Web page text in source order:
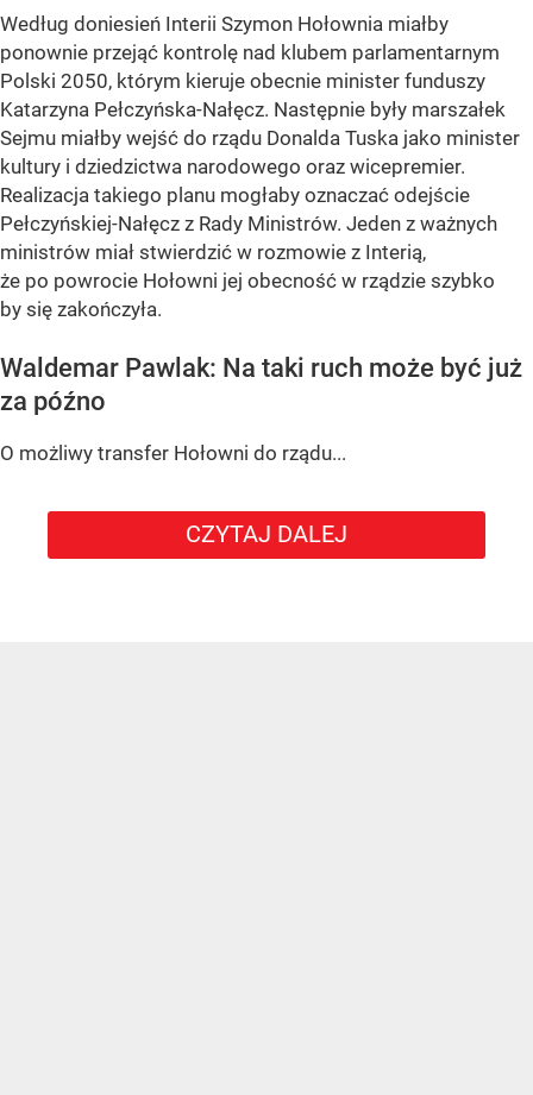
Według doniesień Interii Szymon Hołownia miałby
ponownie przejąć kontrolę nad klubem parlamentarnym
Polski 2050, którym kieruje obecnie minister funduszy
Katarzyna Pełczyńska-Nałęcz. Następnie były marszałek
Sejmu miałby wejść do rządu Donalda Tuska jako minister
kultury i dziedzictwa narodowego oraz wicepremier.
Realizacja takiego planu mogłaby oznaczać odejście
Pełczyńskiej-Nałęcz z Rady Ministrów. Jeden z ważnych
ministrów miał stwierdzić w rozmowie z Interią,
że po powrocie Hołowni jej obecność w rządzie szybko
by się zakończyła.
Waldemar Pawlak: Na taki ruch może być już
za późno
O możliwy transfer Hołowni do rządu...
CZYTAJ DALEJ